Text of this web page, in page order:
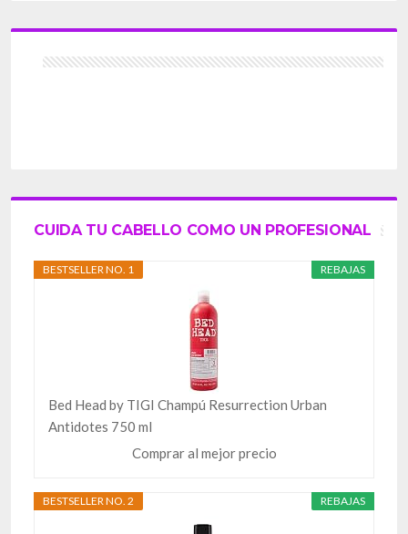
CUIDA TU CABELLO COMO UN PROFESIONAL
REBAJAS
BESTSELLER NO. 1
Bed Head by TIGI Champú Resurrection Urban
Antidotes 750 ml
Comprar al mejor precio
REBAJAS
BESTSELLER NO. 2